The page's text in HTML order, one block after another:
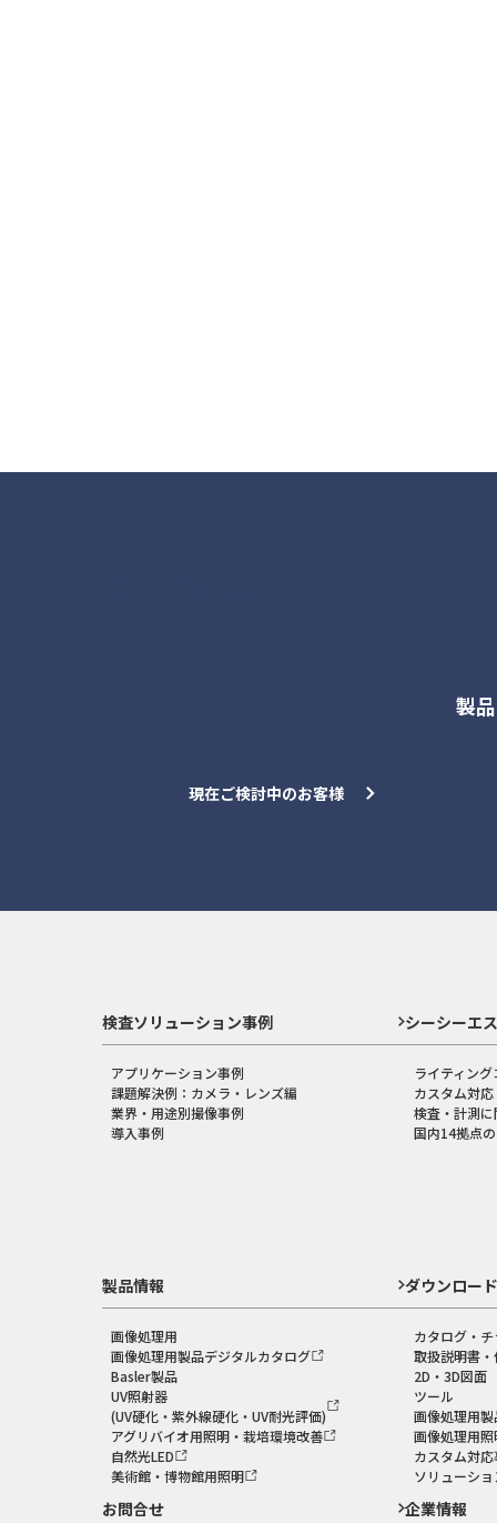
製
現在ご検討中のお客様
検査ソリューション事例
アプリケーション事例
課題解決例：カメラ・レンズ編
業界・用途別撮像事例
導入事例
シーシーエ
ライティン
カスタム対応
検査・計測
国内14拠点
製品情報
画像処理用
画像処理用製品デジタルカタログ
Basler製品
UV照射器
(UV硬化・紫外線硬化・UV耐光評価)
アグリバイオ用照明・栽培環境改善
自然光LED
美術館・博物館用照明
ダウンロード
カタログ・
取扱説明書
2D・3D図面
ツール
画像処理用
画像処理用
カスタム対
ソリューシ
お問合せ 企業情報